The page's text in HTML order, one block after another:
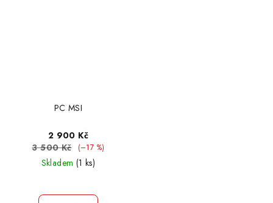
PC MSI
2 900 Kč
3 500 Kč
(–17 %)
Skladem (1 ks)